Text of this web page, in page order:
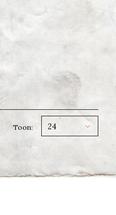
Toon: 24